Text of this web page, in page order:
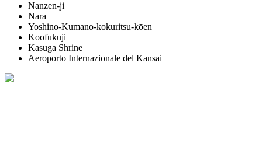
Nanzen-ji
Nara
Yoshino-Kumano-kokuritsu-kōen
Koofukuji
Kasuga Shrine
Aeroporto Internazionale del Kansai